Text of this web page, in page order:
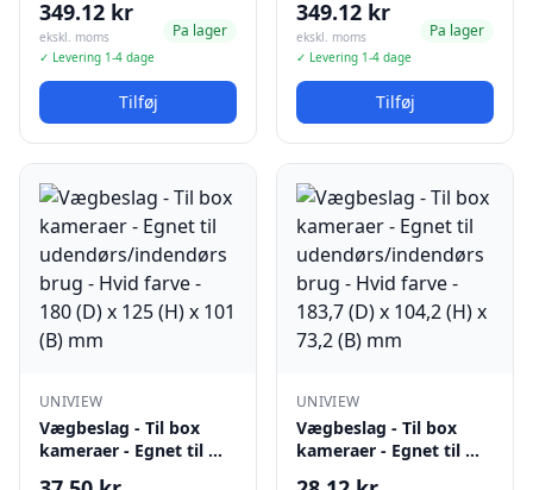
349.12 kr
ekskl. moms
✓ Levering 1-4 dage
Pa lager
Tilføj
349.12 kr
ekskl. moms
✓ Levering 1-4 dage
Pa lager
Tilføj
UNIVIEW
Vægbeslag - Til box
kameraer - Egnet til …
UNIVIEW
Vægbeslag - Til box
kameraer - Egnet til …